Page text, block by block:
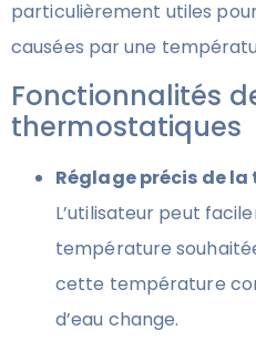
particulièrement utiles
causées par une
Fonctionnalités
thermostatiques
Réglage précis de
L’utilisateur peut
température
cette température
d’eau change.